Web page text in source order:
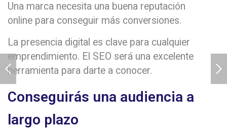
Una marca necesita una buena reputación
online para conseguir más conversiones.
La presencia digital es clave para cualquier
emprendimiento. El SEO será una excelente
herramienta para darte a conocer.
Conseguirás una audiencia a
largo plazo